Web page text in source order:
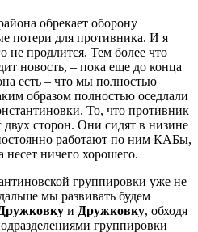
обрекает оборону
потери для противника. И я
не продлится. Тем более что
новость, – пока еще до конца
есть – что мы полностью
образом полностью оседлали
То, что противник
двух сторон. Они сидят в низине
работают по ним КАБы,
ничего хорошего.
группировки уже не
мы развивать будем
и Дружковку, обходя
группировки